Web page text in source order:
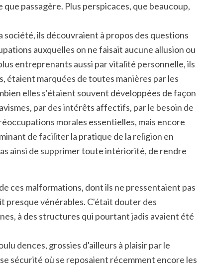
passagère. Plus perspicaces, que beaucoup,
ils découvraient à propos des questions
auxquelles on ne faisait aucune allusion ou
entreprenants aussi par vitalité personnelle, ils
étaient marquées de toutes manières par les
elles s'étaient souvent développées de façon
par des intérêts affectifs, par le besoin de
morales essentielles, mais encore
de faciliter la pratique de la religion en
ainsi de supprimer toute intériorité, de rendre
ces malformations, dont ils ne pressentaient pas
presque vénérables. C'était douter des
à des structures qui pourtant jadis avaient été
dences, grossies d'ailleurs à plaisir par le
sécurité où se reposaient récemment encore les